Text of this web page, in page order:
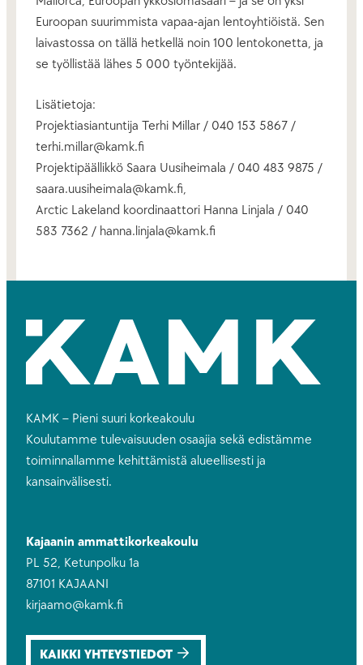
Euroopan suurimmista vapaa-ajan lentoyhtiöistä. Sen
laivastossa on tällä hetkellä noin 100 lentokonetta, ja
se työllistää lähes 5 000 työntekijää.
Lisätietoja:
Projektiasiantuntija Terhi Millar / 040 153 5867 /
terhi.millar@kamk.fi
Projektipäällikkö Saara Uusiheimala / 040 483 9875 /
saara.uusiheimala@kamk.fi,
Arctic Lakeland koordinaattori Hanna Linjala / 040
583 7362 / hanna.linjala@kamk.fi
KAMK – Pieni suuri korkeakoulu
Koulutamme tulevaisuuden osaajia sekä edistämme
toiminnallamme kehittämistä alueellisesti ja
kansainvälisesti.
Kajaanin ammattikorkeakoulu
PL 52, Ketunpolku 1a
87101 KAJAANI
kirjaamo@kamk.fi
KAIKKI YHTEYSTIEDOT